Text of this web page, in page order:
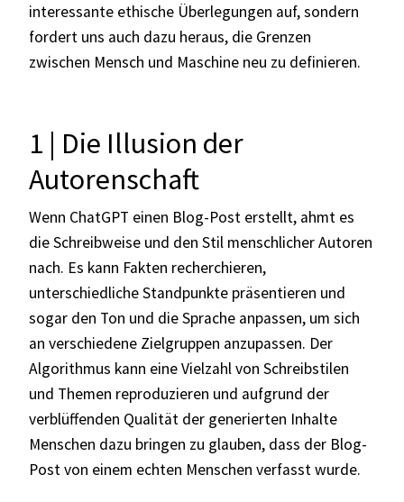
interessante ethische Überlegungen auf, sondern
fordert uns auch dazu heraus, die Grenzen
zwischen Mensch und Maschine neu zu definieren.
1 | Die Illusion der
Autorenschaft
Wenn ChatGPT einen Blog-Post erstellt, ahmt es
die Schreibweise und den Stil menschlicher Autoren
nach. Es kann Fakten recherchieren,
unterschiedliche Standpunkte präsentieren und
sogar den Ton und die Sprache anpassen, um sich
an verschiedene Zielgruppen anzupassen. Der
Algorithmus kann eine Vielzahl von Schreibstilen
und Themen reproduzieren und aufgrund der
verblüffenden Qualität der generierten Inhalte
Menschen dazu bringen zu glauben, dass der Blog-
Post von einem echten Menschen verfasst wurde.